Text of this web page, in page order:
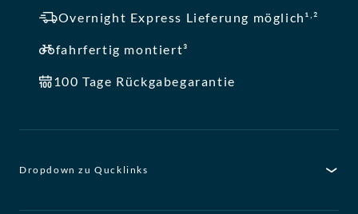
Overnight Express Lieferung möglich¹,²
fahrfertig montiert³
100 Tage Rückgabegarantie
Dropdown zu Qucklinks